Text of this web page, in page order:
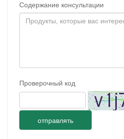
Содержание консультации
Проверочный код
отправлять